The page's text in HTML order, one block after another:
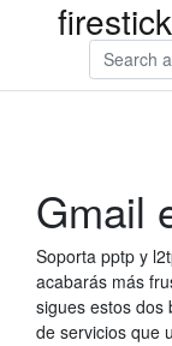
Gmail
Soporta pptp y
acabarás más
sigues estos dos
de servicios que